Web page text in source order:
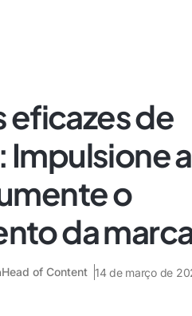
eficazes de
o
da
Head of Content 14 de março de